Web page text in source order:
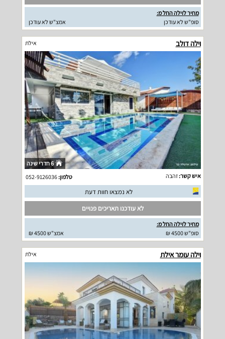
מחיר לוילה החל מ:
סופ"ש לא עודכן
אמצ"ש לא עודכן
וילה דולב אילת
6 חדרי שינה
איש קשר:זהבה טלפון:052-9126036
לא נמצאו חוות דעת
לא עודכנו תאריכים פנויים
מחיר לוילה החל מ:
סופ"ש 4500 ₪
אמצ"ש 4500 ₪
וילה עומר אילת אילת